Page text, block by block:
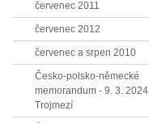
červenec 2011
červenec 2012
červenec a srpen 2010
Česko-polsko-německé
memorandum - 9. 3. 2024,
Trojmezí